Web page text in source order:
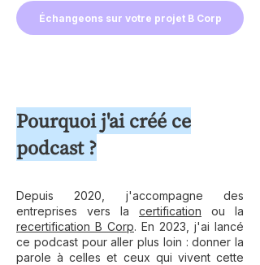
Échangeons sur votre projet B Corp
Pourquoi j'ai créé ce
podcast ?
Depuis 2020, j'accompagne des
entreprises vers la certification ou la
recertification B Corp. En 2023, j'ai lancé
ce podcast pour aller plus loin : donner la
parole à celles et ceux qui vivent cette